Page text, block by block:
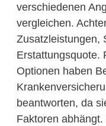
verschiedenen
vergleichen.
Zusatzleistungen,
Erstattungsquote.
Optionen haben
beantworten, da
Faktoren abhängt.